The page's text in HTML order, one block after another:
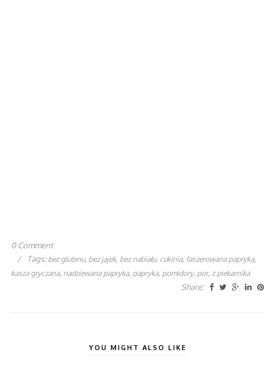
0 Comment
/
Tags: bez glutenu, bez jajek, bez nabiału, cukinia, faszerowana papryka,
kasza gryczana, nadziewana papryka, papryka, pomidory, por, z piekarnika
Share:
YOU MIGHT ALSO LIKE